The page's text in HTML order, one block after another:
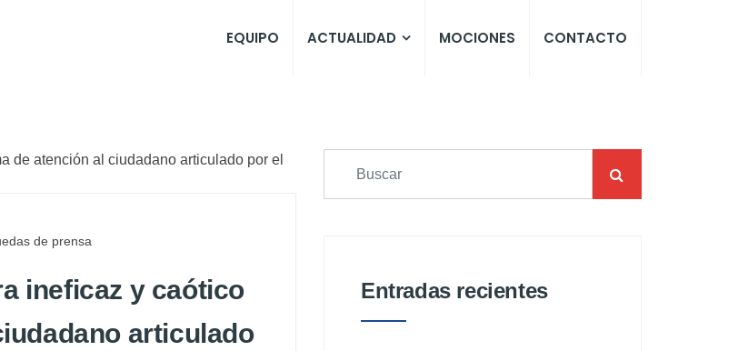
EQUIPO ACTUALIDAD MOCIONES CONTACTO
de prensa
ineficaz y caótico
articulado
Entradas recientes